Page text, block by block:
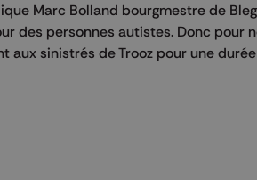
Marc Bolland bourgmestre de
des personnes autistes. Donc pour
aux sinistrés de Trooz pour une